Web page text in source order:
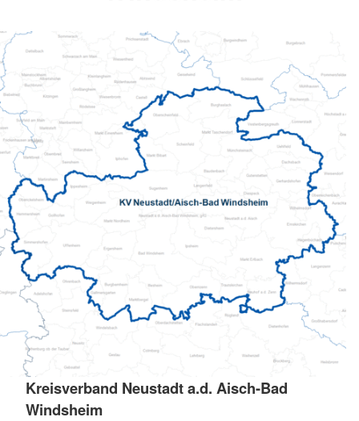
Kreisverband Neustadt a.d. Aisch-Bad
Windsheim